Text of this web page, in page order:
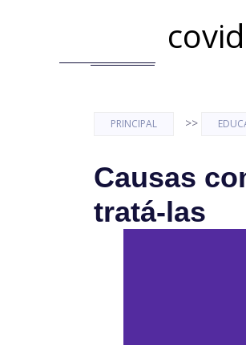
PRINCIPAL >>
Causas
tratá-las